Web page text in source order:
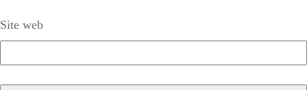
Site web